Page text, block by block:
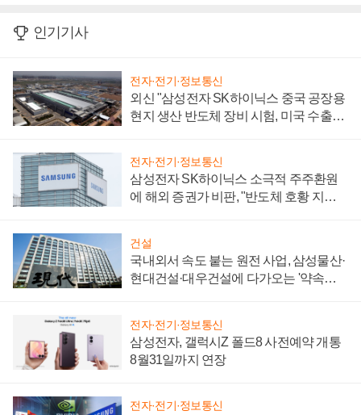
인기기사
전자·전기·정보통신
외신 "삼성전자 SK하이닉스 중국 공장용
현지 생산 반도체 장비 시험, 미국 수출통
전자·전기·정보통신
삼성전자 SK하이닉스 소극적 주주환원
에 해외 증권가 비판, "반도체 호황 지속
건설
국내외서 속도 붙는 원전 사업, 삼성물산·
현대건설·대우건설에 다가오는 '약속의
전자·전기·정보통신
삼성전자, 갤럭시Z 폴드8 사전예약 개통
8월31일까지 연장
전자·전기·정보통신